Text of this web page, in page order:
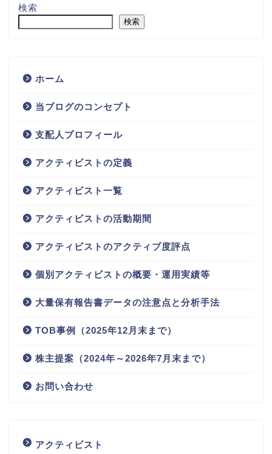
検索
検索
ホーム
当ブログのコンセプト
支配人プロフィール
アクティビストの定義
アクティビスト一覧
アクティビストの活動期間
アクティビストのアクティブ度評点
個別アクティビストの概要・運用実績等
大量保有報告書データの注意点と分析手法
TOB事例（2025年12月末まで）
株主提案（2024年～2026年7月末まで）
お問い合わせ
アクティビスト